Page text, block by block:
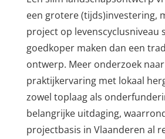
een grotere (tijds)investering,
project op levenscyclusniveau
goedkoper maken dan een
ontwerp. Meer onderzoek
praktijkervaring met lokaal
zowel toplaag als
belangrijke uitdaging,
projectbasis in Vlaanderen al